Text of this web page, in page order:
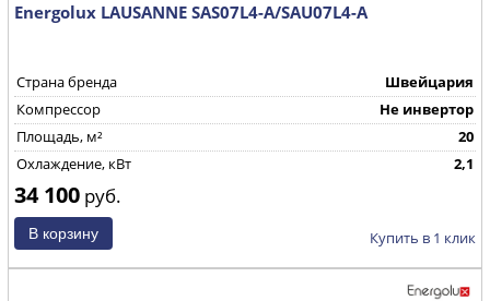
Energolux LAUSANNE SAS07L4-A/SAU07L4-A
Страна бренда
Швейцария
Компрессор
Не инвертор
Площадь, м²
20
Охлаждение, кВт
2,1
34 100 руб.
Купить в 1 клик